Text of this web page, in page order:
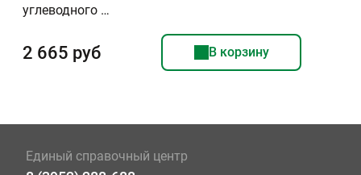
углеводного …
2 665 руб В корзину
Единый справочный центр